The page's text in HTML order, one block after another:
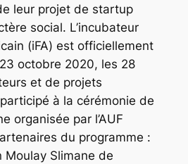
leur projet de startup
social. L’incubateur
(iFA) est officiellement
octobre 2020, les 28
et de projets
à la cérémonie de
organisée par l’AUF
du programme :
Moulay Slimane de